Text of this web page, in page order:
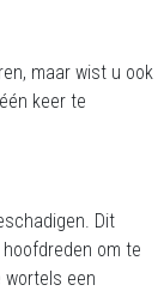
maar wist u ook
keer te
Dit
om te
een